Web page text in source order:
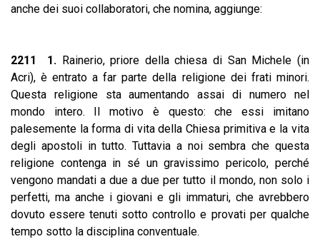
anche dei suoi collaboratori, che nomina, aggiunge:
2211 1. Rainerio, priore della chiesa di San Michele (in
Acri), è entrato a far parte della religione dei frati minori.
Questa religione sta aumentando assai di numero nel
mondo intero. Il motivo è questo: che essi imitano
palesemente la forma di vita della Chiesa primitiva e la vita
degli apostoli in tutto. Tuttavia a noi sembra che questa
religione contenga in sé un gravissimo pericolo, perché
vengono mandati a due a due per tutto il mondo, non solo i
perfetti, ma anche i giovani e gli immaturi, che avrebbero
dovuto essere tenuti sotto controllo e provati per qualche
tempo sotto la disciplina conventuale.